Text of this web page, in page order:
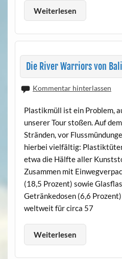
Weiterlesen
Die River Warriors von Bali
Kommentar hinterlassen
Plastikmüll ist ein Problem,
unserer Tour stoßen. Auf
Stränden, vor
hierbei vielfältig:
etwa die Hälfte aller
Zusammen mit
(18,5 Prozent) sowie
Getränkedosen (6,6 Prozent)
weltweit für circa 57
Weiterlesen